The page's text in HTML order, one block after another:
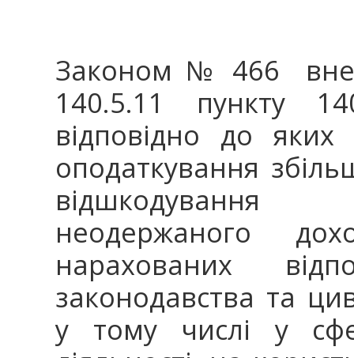
Законом № 466
140.5.11 пункту
відповідно до
оподаткування
відшкодування
неодержаного
нарахованих
законодавства та
у тому числі у